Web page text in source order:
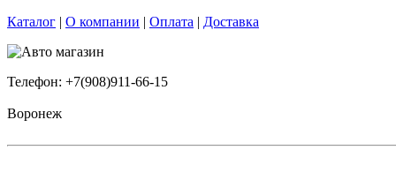
Каталог | О компании | Оплата | Доставка
Телефон: +7(908)911-66-15
Воронеж